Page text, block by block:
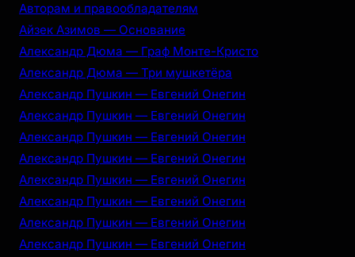
Авторам и правообладателям
Айзек Азимов — Основание
Александр Дюма — Граф Монте-Кристо
Александр Дюма — Три мушкетёра
Александр Пушкин — Евгений Онегин
Александр Пушкин — Евгений Онегин
Александр Пушкин — Евгений Онегин
Александр Пушкин — Евгений Онегин
Александр Пушкин — Евгений Онегин
Александр Пушкин — Евгений Онегин
Александр Пушкин — Евгений Онегин
Александр Пушкин — Евгений Онегин